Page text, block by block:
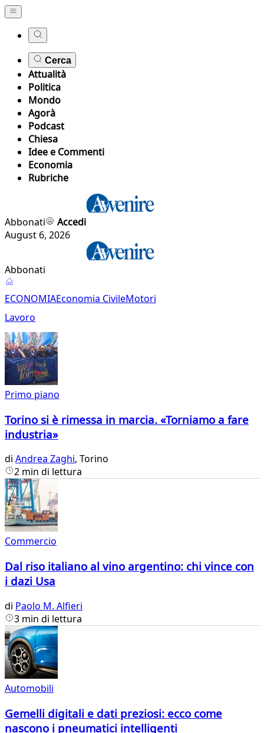
Cerca
Attualità
Politica
Mondo
Agorà
Podcast
Chiesa
Idee e Commenti
Economia
Rubriche
Abbonati
Accedi
August 6, 2026
Abbonati
Economia
ECONOMIAEconomia CivileMotori
Lavoro
Primo piano
Torino si è rimessa in marcia. «Torniamo a fare
industria»
di Andrea Zaghi, Torino
2 min di lettura
Commercio
Dal riso italiano al vino argentino: chi vince con
i dazi Usa
di Paolo M. Alfieri
3 min di lettura
Automobili
Gemelli digitali e dati preziosi: ecco come
nascono i pneumatici intelligenti